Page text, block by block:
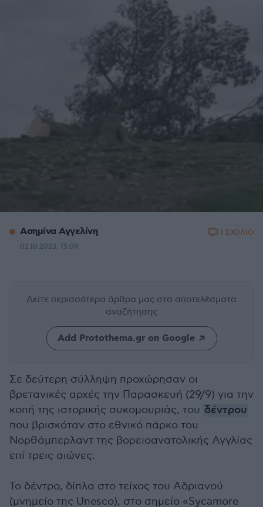
Ασημίνα Αγγελίνη
02.10.2023, 15:09
1 ΣΧΟΛΙΟ
Δείτε περισσότερα άρθρα μας στα αποτελέσματα
αναζήτησης
Add Protothema.gr on Google
Σε δεύτερη σύλληψη προχώρησαν οι
βρετανικές αρχές την Παρασκευή (29/9) για την
κοπή της ιστορικής συκομουριάς, του δέντρου
που βρισκόταν στο εθνικό πάρκο του
Νορθάμπερλαντ της βορειοανατολικής Αγγλίας
επί τρεις αιώνες.
Το δέντρο, δίπλα στο τείχος του Αδριανού
(μνημείο της Unesco), στο σημείο «Sycamore